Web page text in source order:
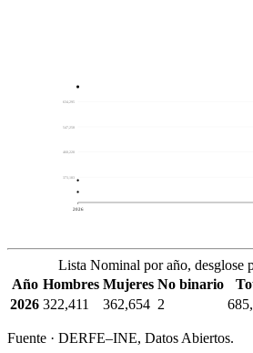
373,183
460,220
547,258
634,295
2026
Lista Nominal por año, desglose
Año Hombres Mujeres No binario
2026 322,411 362,654 2
Fuente · DERFE–INE, Datos Abiertos.